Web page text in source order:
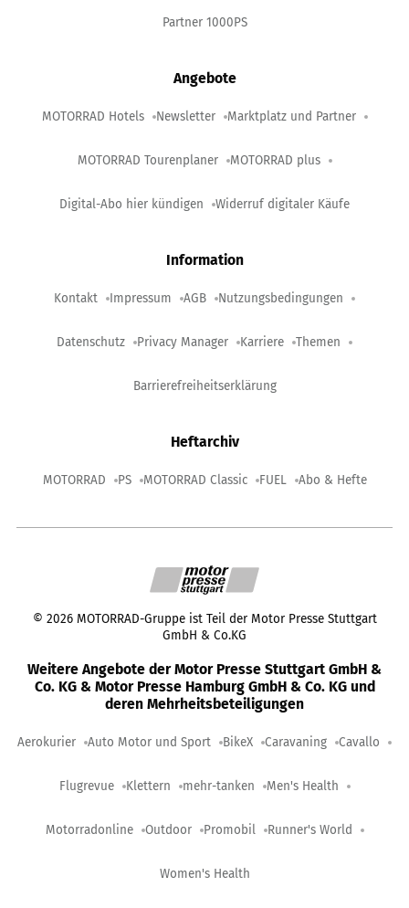
Partner 1000PS
Angebote
MOTORRAD Hotels Newsletter Marktplatz und Partner
MOTORRAD Tourenplaner MOTORRAD plus
Digital-Abo hier kündigen Widerruf digitaler Käufe
Information
Kontakt Impressum AGB Nutzungsbedingungen
Datenschutz Privacy Manager Karriere Themen
Barrierefreiheitserklärung
Heftarchiv
MOTORRAD PS MOTORRAD Classic FUEL Abo & Hefte
© 2026 MOTORRAD-Gruppe ist Teil der Motor Presse Stuttgart
GmbH & Co.KG
Weitere Angebote der Motor Presse Stuttgart GmbH &
Co. KG & Motor Presse Hamburg GmbH & Co. KG und
deren Mehrheitsbeteiligungen
Aerokurier Auto Motor und Sport BikeX Caravaning Cavallo
Flugrevue Klettern mehr-tanken Men's Health
Motorradonline Outdoor Promobil Runner's World
Women's Health